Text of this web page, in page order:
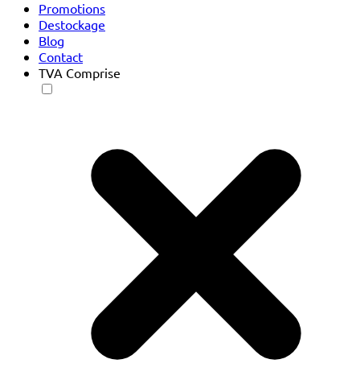
Promotions
Destockage
Blog
Contact
TVA Comprise